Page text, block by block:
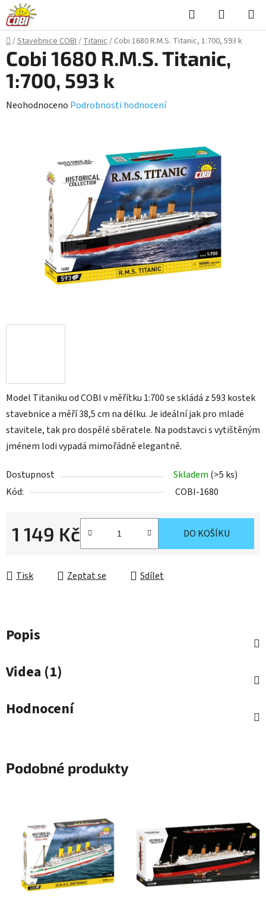
Přejít
na
obsah
Hledat
KOŠÍK
Domů
/Stavebnice COBI/Titanic/ Cobi 1680 R.M.S. Titanic, 1:700, 593 k
Model Titaniku od COBI v měřítku 1:700 se skládá z 593 kostek
stavebnice a měří 38,5 cm na délku. Je ideální jak pro mladé
stavitele, tak pro dospělé sběratele. Na podstavci s vytištěným
jménem lodi vypadá mimořádně elegantně.
Dostupnost Skladem (>5 ks)
Kód:
COBI-1680
1 149 Kč DO KOŠÍKU
Tisk Zeptat se Sdílet
Cobi 1680 R.M.S. Titanic,
1:700, 593 k
Průměrné
Neohodnoceno Podrobnosti hodnocení
Popis
Videa (1)
Hodnocení
Podobné produkty